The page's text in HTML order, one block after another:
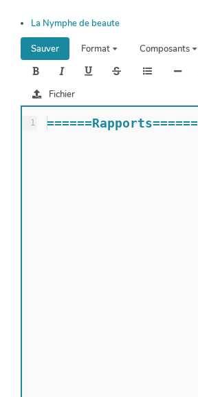
La Nymphe de beaute
Sauver Format Composants
Fichier
1 ======Rapports======